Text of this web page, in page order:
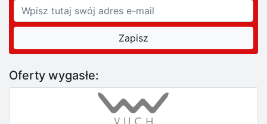
Oferty wygasłe: